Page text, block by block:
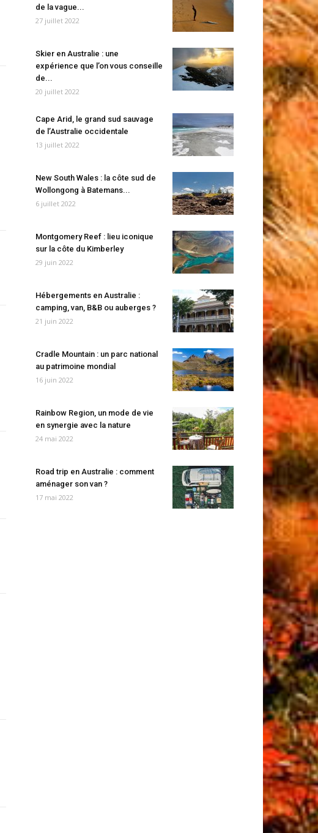
de la vague...
27 juillet 2022
Skier en Australie : une
expérience que l’on vous conseille
de...
20 juillet 2022
Cape Arid, le grand sud sauvage
de l’Australie occidentale
13 juillet 2022
New South Wales : la côte sud de
Wollongong à Batemans...
6 juillet 2022
Montgomery Reef : lieu iconique
sur la côte du Kimberley
29 juin 2022
Hébergements en Australie :
camping, van, B&B ou auberges ?
21 juin 2022
Cradle Mountain : un parc national
au patrimoine mondial
16 juin 2022
Rainbow Region, un mode de vie
en synergie avec la nature
24 mai 2022
Road trip en Australie : comment
aménager son van ?
17 mai 2022